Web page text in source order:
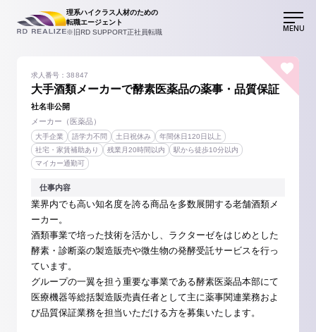
理系ハイクラス人材のための
転職エージェント
※旧RD SUPPORT正社員転職
MENU
大手酒類メーカーで酵素医薬品の薬事・品質保証
求人番号：38847
社名非公開
メーカー（医薬品）
大手企業 語学力不問 土日祝休み
年間休日120日以上
社宅・家賃補助あり
残業月20時間以内
駅から徒歩10分以内
マイカー通勤可
仕事内容
業界内でも高い知名度を誇る商品を多数展開する老舗酒類メ
ーカー。
酒類事業で培った技術を活かし、ラクターゼをはじめとした
酵素・診断薬の製造販売や微生物の発酵受託サービスを行っ
ています。
グループの一翼を担う重要な事業である酵素医薬品本部にて
医療機器等総括製造販売責任者として主に薬事関連業務およ
び品質保証業務を担当いただける方を募集いたします。